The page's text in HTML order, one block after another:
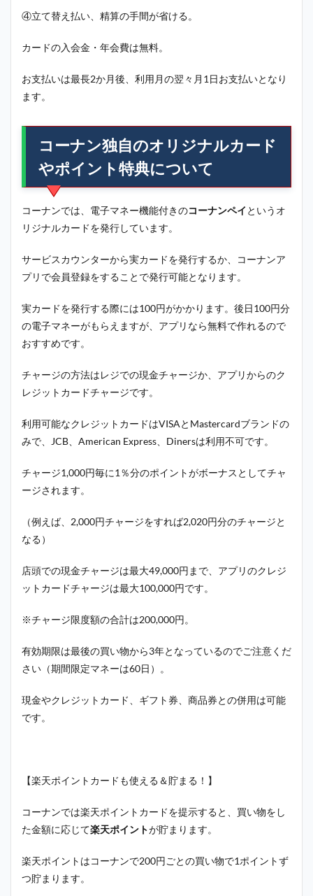
④立て替え払い、精算の手間が省ける。
カードの入会金・年会費は無料。
お支払いは最長2か月後、利用月の翌々月1日お支払いとなり
ます。
コーナン独自のオリジナルカード
やポイント特典について
コーナンでは、電子マネー機能付きのコーナンペイ というオ
リジナルカードを発行しています。
サービスカウンターから実カードを発行するか、コーナンア
プリで会員登録をすることで発行可能となります。
実カードを発行する際には100円がかかります。後日100円分
の電子マネーがもらえますが、アプリなら無料で作れるので
おすすめです。
チャージの方法はレジでの現金チャージか、アプリからのク
レジットカードチャージです。
利用可能なクレジットカードはVISAとMastercardブランドの
みで、JCB、American Express、Dinersは利用不可です。
チャージ1,000円毎に1％分のポイントがボーナスとしてチャ
ージされます。
（例えば、2,000円チャージをすれば2,020円分のチャージと
なる）
店頭での現金チャージは最大49,000円まで、アプリのクレジ
ットカードチャージは最大100,000円です。
※チャージ限度額の合計は200,000円。
有効期限は最後の買い物から3年となっているのでご注意くだ
さい（期間限定マネーは60日）。
現金やクレジットカード、ギフト券、商品券との併用は可能
です。
【楽天ポイントカードも使える＆貯まる！】
コーナンでは楽天ポイントカードを提示すると、買い物をし
た金額に応じて楽天ポイントが貯まります。
楽天ポイントはコーナンで200円ごとの買い物で1ポイントず
つ貯まります。